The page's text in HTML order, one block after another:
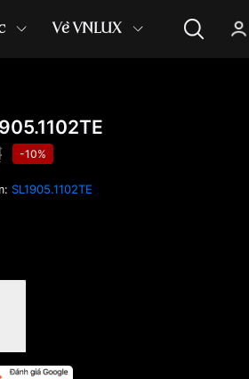
Về VNLUX
-10%
SL1905.1102TE